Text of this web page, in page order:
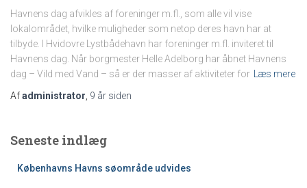
Havnens dag afvikles af foreninger m.fl., som alle vil vise
lokalområdet, hvilke muligheder som netop deres havn har at
tilbyde. I Hvidovre Lystbådehavn har foreninger m.fl. inviteret til
Havnens dag. Når borgmester Helle Adelborg har åbnet Havnens
dag – Vild med Vand – så er der masser af aktiviteter for Læs mere
Afadministrator, 9 år siden
Seneste indlæg
Københavns Havns søområde udvides